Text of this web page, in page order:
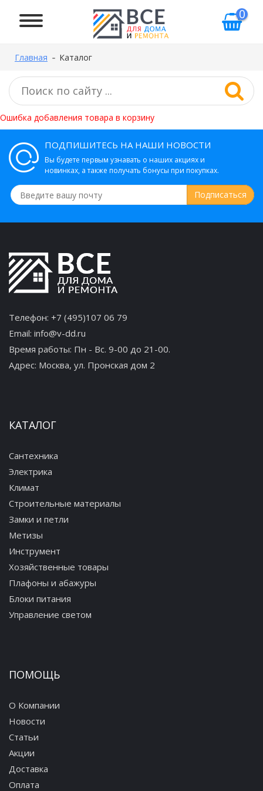
0
Главная Каталог
Ошибка добавления товара в корзину
ПОДПИШИТЕСЬ НА НАШИ НОВОСТИ
Вы будете первым узнавать о наших акциях и
новинках, а также получать бонусы при покупках.
Телефон: +7 (495)107 06 79
Email: info@v-dd.ru
Время работы: Пн - Вс. 9-00 до 21-00.
Адрес: Москва, ул. Пронская дом 2
КАТАЛОГ
Сантехника
Электрика
Климат
Строительные материалы
Замки и петли
Метизы
Инструмент
Хозяйственные товары
Плафоны и абажуры
Блоки питания
Управление светом
ПОМОЩЬ
О Компании
Новости
Статьи
Акции
Доставка
Оплата